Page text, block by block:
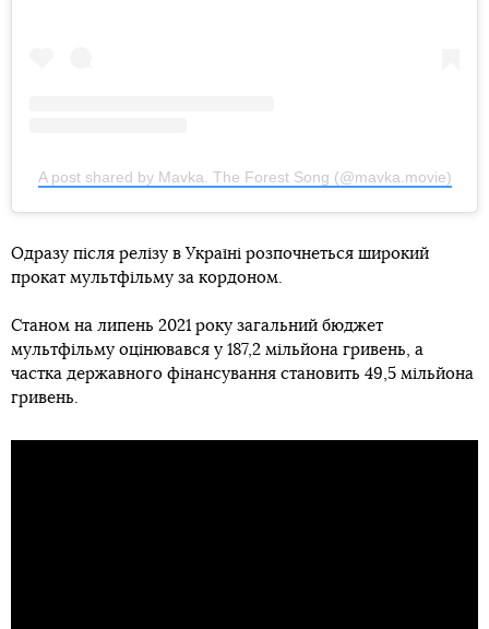
A post shared by Mavka. The Forest Song (@mavka.movie)
Одразу після релізу в Україні розпочнеться широкий
прокат мультфільму за кордоном.
Станом на липень 2021 року загальний бюджет
мультфільму оцінювався у 187,2 мільйона гривень, а
частка державного фінансування становить 49,5 мільйона
гривень.